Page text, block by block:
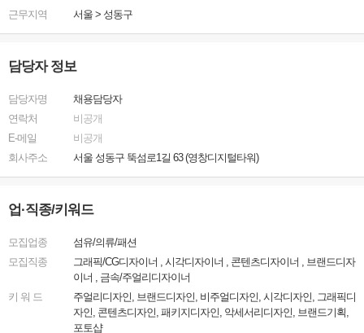
근무지역 서울 > 성동구
담당자 정보
담당자명
채용담당자
연락처
비공개
E-메일
비공개
회사주소
서울 성동구 뚝섬로1길 63 (영창디지털타워)
업·직종/키워드
모집업종
섬유/의류/패션
모집직종
그래픽/CG디자이너 , 시각디자이너 , 콘텐츠디자이너 , 브랜드디자
이너 , 금속/주얼리디자이너
키 워 드
주얼리디자인, 브랜드디자인, 비주얼디자인, 시각디자인, 그래픽디
자인, 콘텐츠디자인, 패키지디자인, 악세서리디자인, 브랜드기획,
포토샵